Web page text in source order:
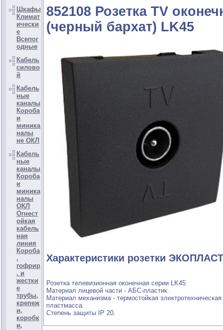
Шкафы
Климат
ически
е
Всепог
одные
Кабель
силово
й
Кабель
ные
каналы
Короба
и
миника
налы
не ОКЛ
Кабель
ные
каналы
Короба
и
миника
налы
ОКЛ
Огнест
ойкая
кабель
ная
линия
Короба
,
гофрир
. и
жестки
е
трубы,
крепеж
и,
коробк
и,
852108 Розетка TV
(черный бархат) LK45
Характеристики розетки
Розетка телевизионная оконечная серии LK45
Материал лицевой части - АБС-пластик.
Материал механизма - термостойкая электротехническая
пластмасса.
Степень защиты IP 20.